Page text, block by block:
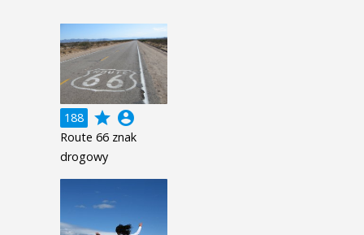
188 grade account_circle
Route 66 znak
drogowy